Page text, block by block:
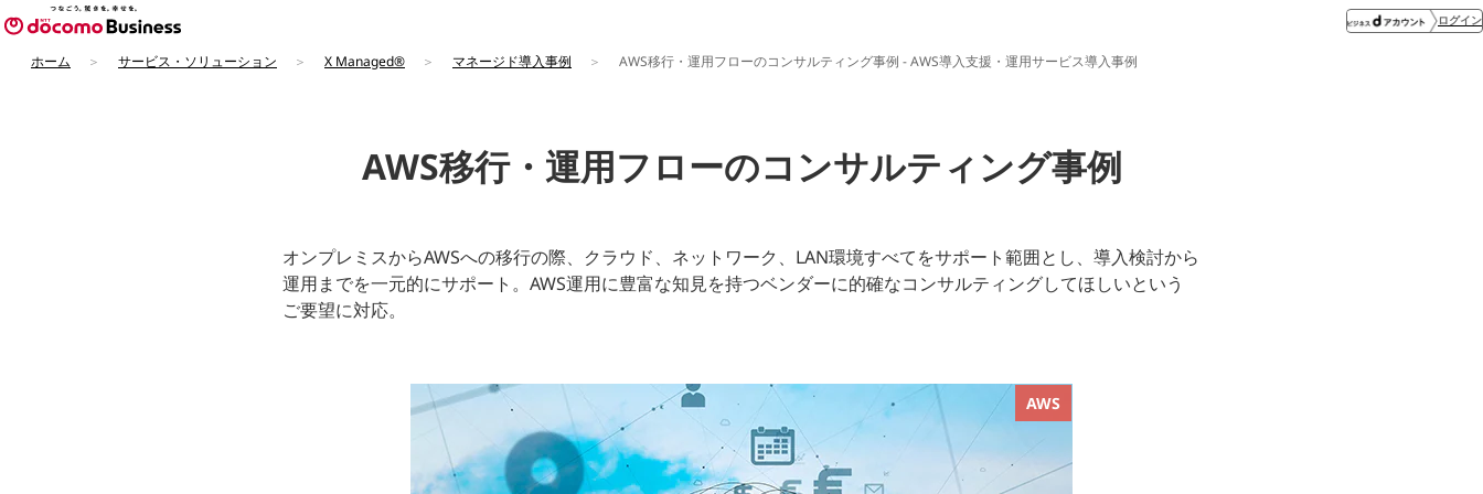
ログイン
ホーム サービス・ソリューション X Managed® マネージド導入事例 AWS移行・運用フローのコンサルティング事例 - AWS導入支援・運用サービス導入事例
AWS移行・運用フローのコンサルティング事例
オンプレミスからAWSへの移行の際、クラウド、ネットワーク、LAN環境すべてをサポート範囲とし、導入検討から
運用までを一元的にサポート。AWS運用に豊富な知見を持つベンダーに的確なコンサルティングしてほしいという
ご要望に対応。
AWS